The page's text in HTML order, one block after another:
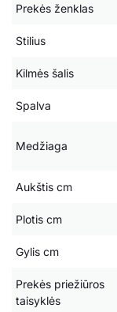
Prekės ženklas
Stilius
Kilmės šalis
Spalva
Medžiaga
Aukštis cm
Plotis cm
Gylis cm
Prekės priežiūros
taisyklės